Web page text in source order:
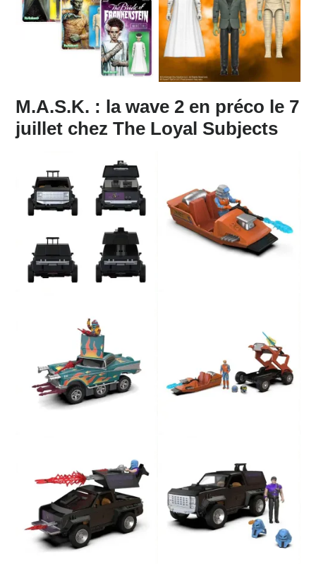
M.A.S.K. : la wave 2 en préco le 7
juillet chez The Loyal Subjects